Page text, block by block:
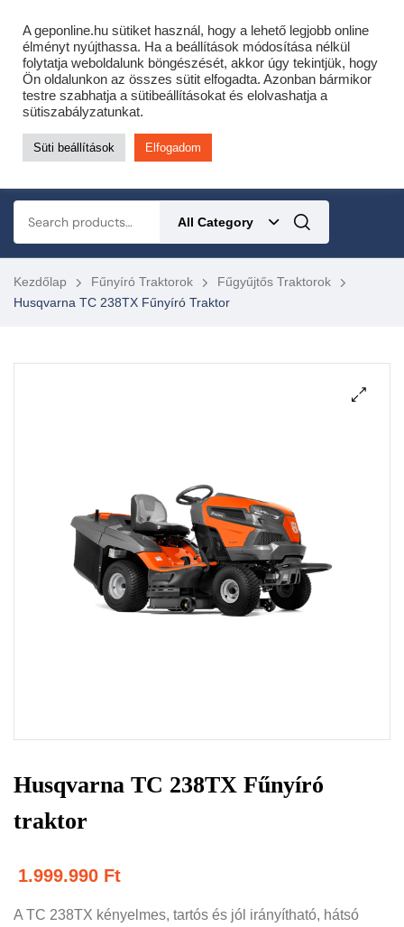
Cofidis expressz online áruhitel 0 % THM-el 10 hónapra!
Most minden akciós HQ láncfűrészhez ajándékba adunk egy fűrészláncot!
Részletek ide kattintva!
KERTÉSZETI – ERDÉSZETI – ÉPÍTŐIPARI GÉP WEBSHOP
All Category
Kezdőlap Fűnyíró Traktorok
Fűgyűjtős Traktorok
Husqvarna TC 238TX Fűnyíró Traktor
Husqvarna TC 238TX Fűnyíró
traktor
1.999.990 Ft
A TC 238TX kényelmes, tartós és jól irányítható, hátsó
A geponline.hu sütiket használ, hogy a lehető legjobb online
élményt nyújthassa. Ha a beállítások módosítása nélkül
folytatja weboldalunk böngészését, akkor úgy tekintjük, hogy
Ön oldalunkon az összes sütit elfogadta. Azonban bármikor
testre szabhatja a sütibeállításokat és elolvashatja a
sütiszabályzatunkat.
Süti beállítások Elfogadom